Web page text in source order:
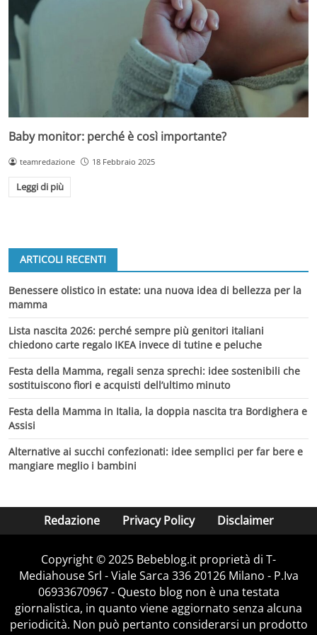
Baby monitor: perché è così importante?
teamredazione 18 Febbraio 2025
Leggi di più
ARTICOLI RECENTI
Benessere olistico in estate: una nuova idea di bellezza per la
mamma
Lista nascita 2026: perché sempre più genitori italiani
chiedono carte regalo IKEA invece di tutine e peluche
Festa della Mamma, regali senza sprechi: idee sostenibili che
sostituiscono fiori e acquisti dell’ultimo minuto
Festa della Mamma in Italia, la doppia nascita tra Bordighera e
Assisi
Alternative ai succhi confezionati: idee semplici per far bere e
mangiare meglio i bambini
Redazione Privacy Policy Disclaimer
Copyright © 2025 Bebeblog.it proprietà di T-
Mediahouse Srl - Viale Sarca 336 20126 Milano - P.Iva
06933670967 - Questo blog non è una testata
giornalistica, in quanto viene aggiornato senza alcuna
periodicità. Non può pertanto considerarsi un prodotto